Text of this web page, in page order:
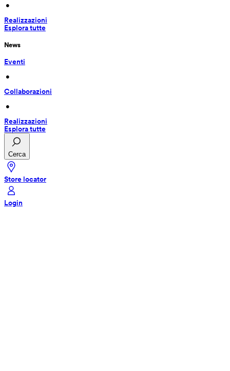
•
Realizzazioni
Esplora tutte
News
Eventi
•
Collaborazioni
•
Realizzazioni
Esplora tutte
Cerca
Store locator
Login